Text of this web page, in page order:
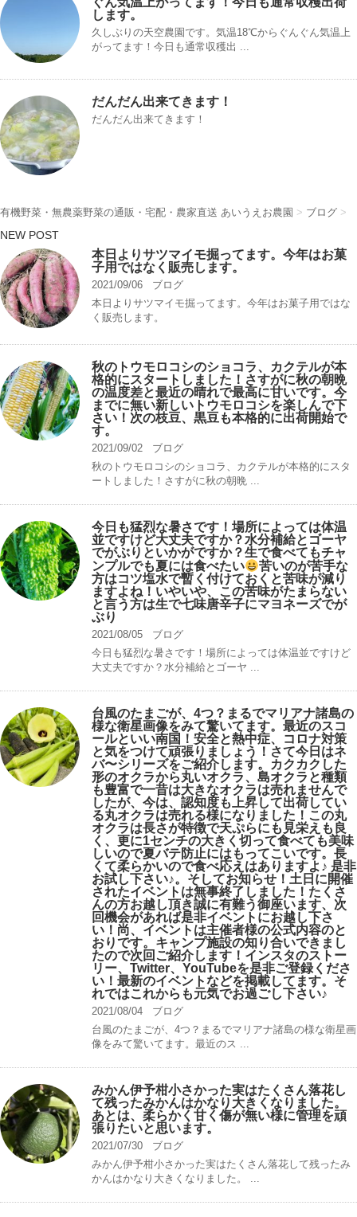
します。
久しぶりの天空農園です。気温18℃からぐんぐん気温上
がってます！今日も通常収穫出 ...
だんだん出来てきます！
だんだん出来てきます！
有機野菜・無農薬野菜の通販・宅配・農家直送 あいうえお農園 > ブログ >
NEW POST
本日よりサツマイモ掘ってます。今年はお菓
子用ではなく販売します。
2021/09/06
ブログ
本日よりサツマイモ掘ってます。今年はお菓子用ではな
く販売します。
秋のトウモロコシのショコラ、カクテルが本
格的にスタートしました！さすがに秋の朝晩
の温度差と最近の晴れで最高に甘いです。今
までに無い新しいトウモロコシを楽しんで下
さい！次の枝豆、黒豆も本格的に出荷開始で
す。
2021/09/02
ブログ
秋のトウモロコシのショコラ、カクテルが本格的にスタ
ートしました！さすがに秋の朝晩 ...
今日も猛烈な暑さです！場所によっては体温
並ですけど大丈夫ですか？水分補給とゴーヤ
でがぶりといかがですか？生で食べてもチャ
ンプルでも夏には食べたい
苦いのが苦手な
方はコツ塩水で暫く付けておくと苦味が減り
ますよね！いやいや、この苦味がたまらない
と言う方は生で七味唐辛子にマヨネーズでが
ぶり
2021/08/05
ブログ
今日も猛烈な暑さです！場所によっては体温並ですけど
大丈夫ですか？水分補給とゴーヤ ...
台風のたまごが、4つ？まるでマリアナ諸島の
様な衛星画像をみて驚いてます。最近のスコ
ールといい南国！安全と熱中症、コロナ対策
と気をつけて頑張りましょう！さて今日はネ
バ〜シリーズをご紹介します。カクカクした
形のオクラから丸いオクラ、島オクラと種類
も豊富で一昔は大きなオクラは売れませんで
したが、今は、認知度も上昇して出荷してい
る丸オクラは売れる様になりました！この丸
オクラは長さが特徴で天ぷらにも見栄えも良
く、更に1センチの大きく切って食べても美味
しいので夏バテ防止にはもってこいです。長
くて柔らかいので食べ応えはありますよ♪ 是非
お試し下さい♪。そしてお知らせ！土日に開催
されたイベントは無事終了しました！たくさ
んの方お越し頂き誠に有難う御座います、次
回機会があれば是非イベントにお越し下さ
い！尚、イベントは主催者様の公式内容のと
おりです。キャンプ️施設の知り合いできまし
たので次回ご紹介します！インスタのストー
リー、Twitter、YouTubeを是非ご登録くださ
い！最新のイベントなどを掲載してます。そ
れではこれからも元気でお過ごし下さい♪
2021/08/04
ブログ
台風のたまごが、4つ？まるでマリアナ諸島の様な衛星画
像をみて驚いてます。最近のス ...
みかん伊予柑小さかった実はたくさん落花し
て残ったみかんはかなり大きくなりました。
あとは、柔らかく甘く傷が無い様に管理を頑
張りたいと思います。
2021/07/30
ブログ
みかん伊予柑小さかった実はたくさん落花して残ったみ
かんはかなり大きくなりました。 ...